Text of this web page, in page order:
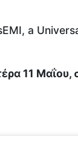
a
11 Μαΐου,